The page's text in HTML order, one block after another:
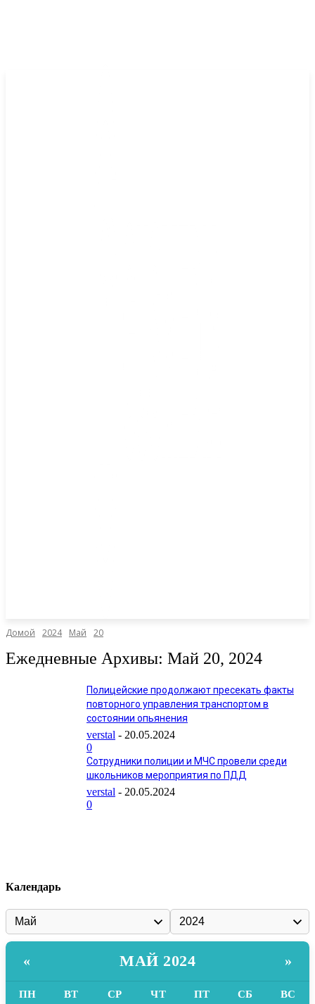
Домой 2024 Май 20
Ежедневные Архивы: Май 20, 2024
Полицейские продолжают пресекать факты
повторного управления транспортом в
состоянии опьянения
verstal - 20.05.2024
0
Сотрудники полиции и МЧС провели среди
школьников мероприятия по ПДД
verstal - 20.05.2024
0
Календарь
« МАЙ 2024 »
ПН ВТ СР ЧТ ПТ СБ ВС